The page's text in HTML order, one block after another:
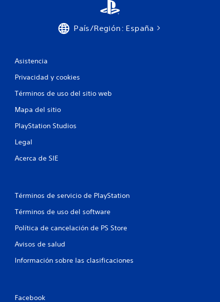
País/Región: España
Asistencia
Privacidad y cookies
Términos de uso del sitio web
Mapa del sitio
PlayStation Studios
Legal
Acerca de SIE
Términos de servicio de PlayStation
Términos de uso del software
Política de cancelación de PS Store
Avisos de salud
Información sobre las clasificaciones
Facebook